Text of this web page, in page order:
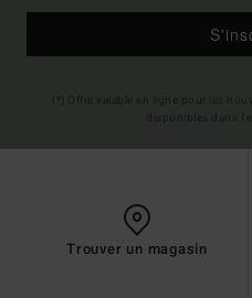
Trouver un magasin